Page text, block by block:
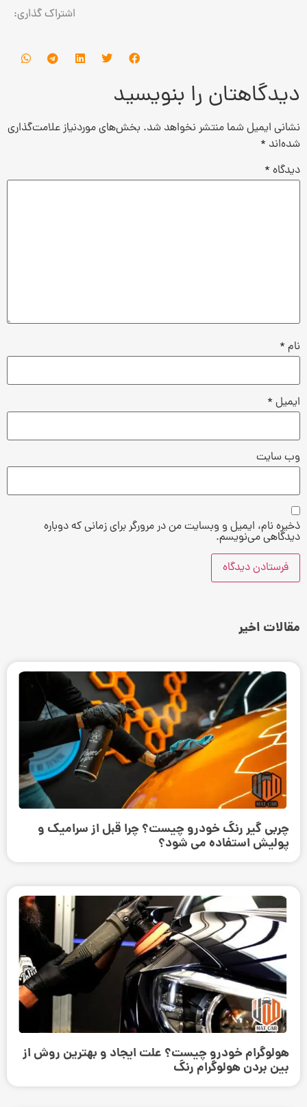
اشتراک گذاری:
دیدگاهتان را بنویسید
نشانی ایمیل شما منتشر نخواهد شد. بخش‌های موردنیاز علامت‌گذاری
شده‌اند *
دیدگاه *
نام *
ایمیل *
وب‌ سایت
ذخیره نام، ایمیل و وبسایت من در مرورگر برای زمانی که دوباره
دیدگاهی می‌نویسم.
مقالات اخیر
چربی گیر رنگ خودرو چیست؟ چرا قبل از سرامیک و
پولیش استفاده می ‌شود؟
هولوگرام خودرو چیست؟ علت ایجاد و بهترین روش از
بین بردن هولوگرام رنگ